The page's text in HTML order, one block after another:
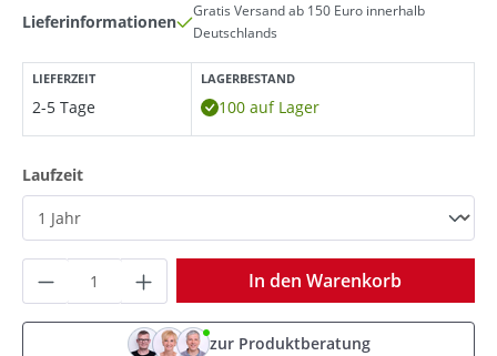
Lieferinformationen
Gratis Versand ab 150 Euro innerhalb
Deutschlands
LIEFERZEIT
2-5 Tage
LAGERBESTAND
100 auf Lager
Laufzeitauswählen
Produkt Anzahl: Gib den gewünschten
In den Warenkorb
zur Produktberatung